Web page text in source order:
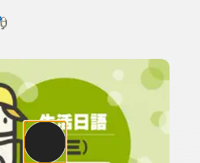
節目名稱、主持人或關鍵字